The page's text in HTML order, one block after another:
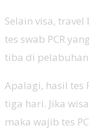
Selain visa,
tes swab PCR
tiba di
Apalagi, hasil tes
tiga hari. Jika
maka wajib tes